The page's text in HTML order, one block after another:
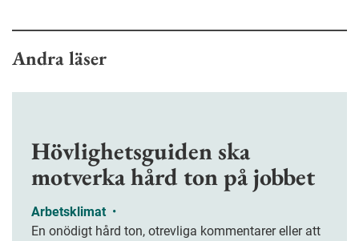
Andra läser
Hövlighetsguiden ska
motverka hård ton på jobbet
Arbetsklimat •
En onödigt hård ton, otrevliga kommentarer eller att